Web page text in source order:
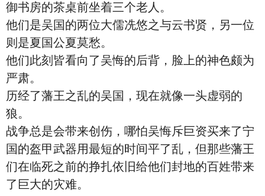
御书房的茶桌前坐着三个老人。
他们是吴国的两位大儒冼悠之与云书贤，另一位
则是夏国公夏莫愁。
他们此刻皆看向了吴悔的后背，脸上的神色颇为
严肃。
历经了藩王之乱的吴国，现在就像一头虚弱的
狼。
战争总是会带来创伤，哪怕吴悔斥巨资买来了宁
国的盔甲武器用最短的时间平了乱，但那些藩王
们在临死之前的挣扎依旧给他们封地的百姓带来
了巨大的灾难。